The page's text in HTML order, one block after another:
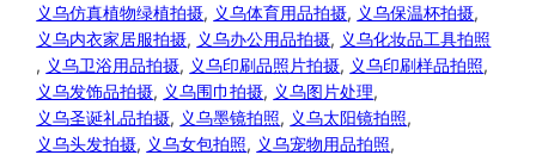
义乌仿真植物绿植拍摄, 义乌体育用品拍摄, 义乌保温杯拍摄,
义乌内衣家居服拍摄, 义乌办公用品拍摄, 义乌化妆品工具拍照
, 义乌卫浴用品拍摄, 义乌印刷品照片拍摄, 义乌印刷样品拍照,
义乌发饰品拍摄, 义乌围巾拍摄, 义乌图片处理,
义乌圣诞礼品拍摄, 义乌墨镜拍照, 义乌太阳镜拍照,
义乌头发拍摄, 义乌女包拍照, 义乌宠物用品拍照,